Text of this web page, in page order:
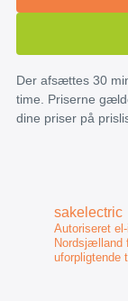
Der afsættes 30
time. Priserne
dine priser på
sakelectric
Autoriseret
Nordsjælland
uforpligtende